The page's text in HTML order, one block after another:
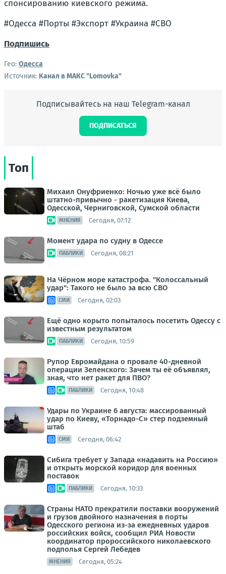
спонсированию киевского режима.
#Одесса #Порты #Экспорт #Украина #СВО
Подпишись
Гео: Одесса
Источник: Канал в МАКС "Lomovka"
Подписывайтесь на наш Telegram-канал
ПОДПИСАТЬСЯ
Топ
Михаил Онуфриенко: Ночью уже всё было
штатно-привычно - ракетизация Киева,
Одесской, Черниговской, Сумской области
МНЕНИЯ Сегодня, 07:12
Момент удара по судну в Одессе
ПАБЛИКИ Сегодня, 08:21
На Чёрном море катастрофа. "Колоссальный
удар": Такого не было за всю СВО
СМИ Сегодня, 02:03
Ещё одно корыто попыталось посетить Одессу с
известным результатом
ПАБЛИКИ Сегодня, 10:59
Рупор Евромайдана о провале 40-дневной
операции Зеленского: Зачем ты её объявлял,
зная, что нет ракет для ПВО?
ПАБЛИКИ Сегодня, 10:48
Удары по Украине 6 августа: массированный
удар по Киеву, «Торнадо-С» стер подземный
штаб
СМИ Сегодня, 06:42
Сибига требует у Запада «надавить на Россию»
и открыть морской коридор для военных
поставок
ПАБЛИКИ Сегодня, 10:33
Страны НАТО прекратили поставки вооружений
и грузов двойного назначения в порты
Одесского региона из-за ежедневных ударов
российских войск, сообщил РИА Новости
координатор пророссийского николаевского
подполья Сергей Лебедев
МНЕНИЯ Сегодня, 05:24